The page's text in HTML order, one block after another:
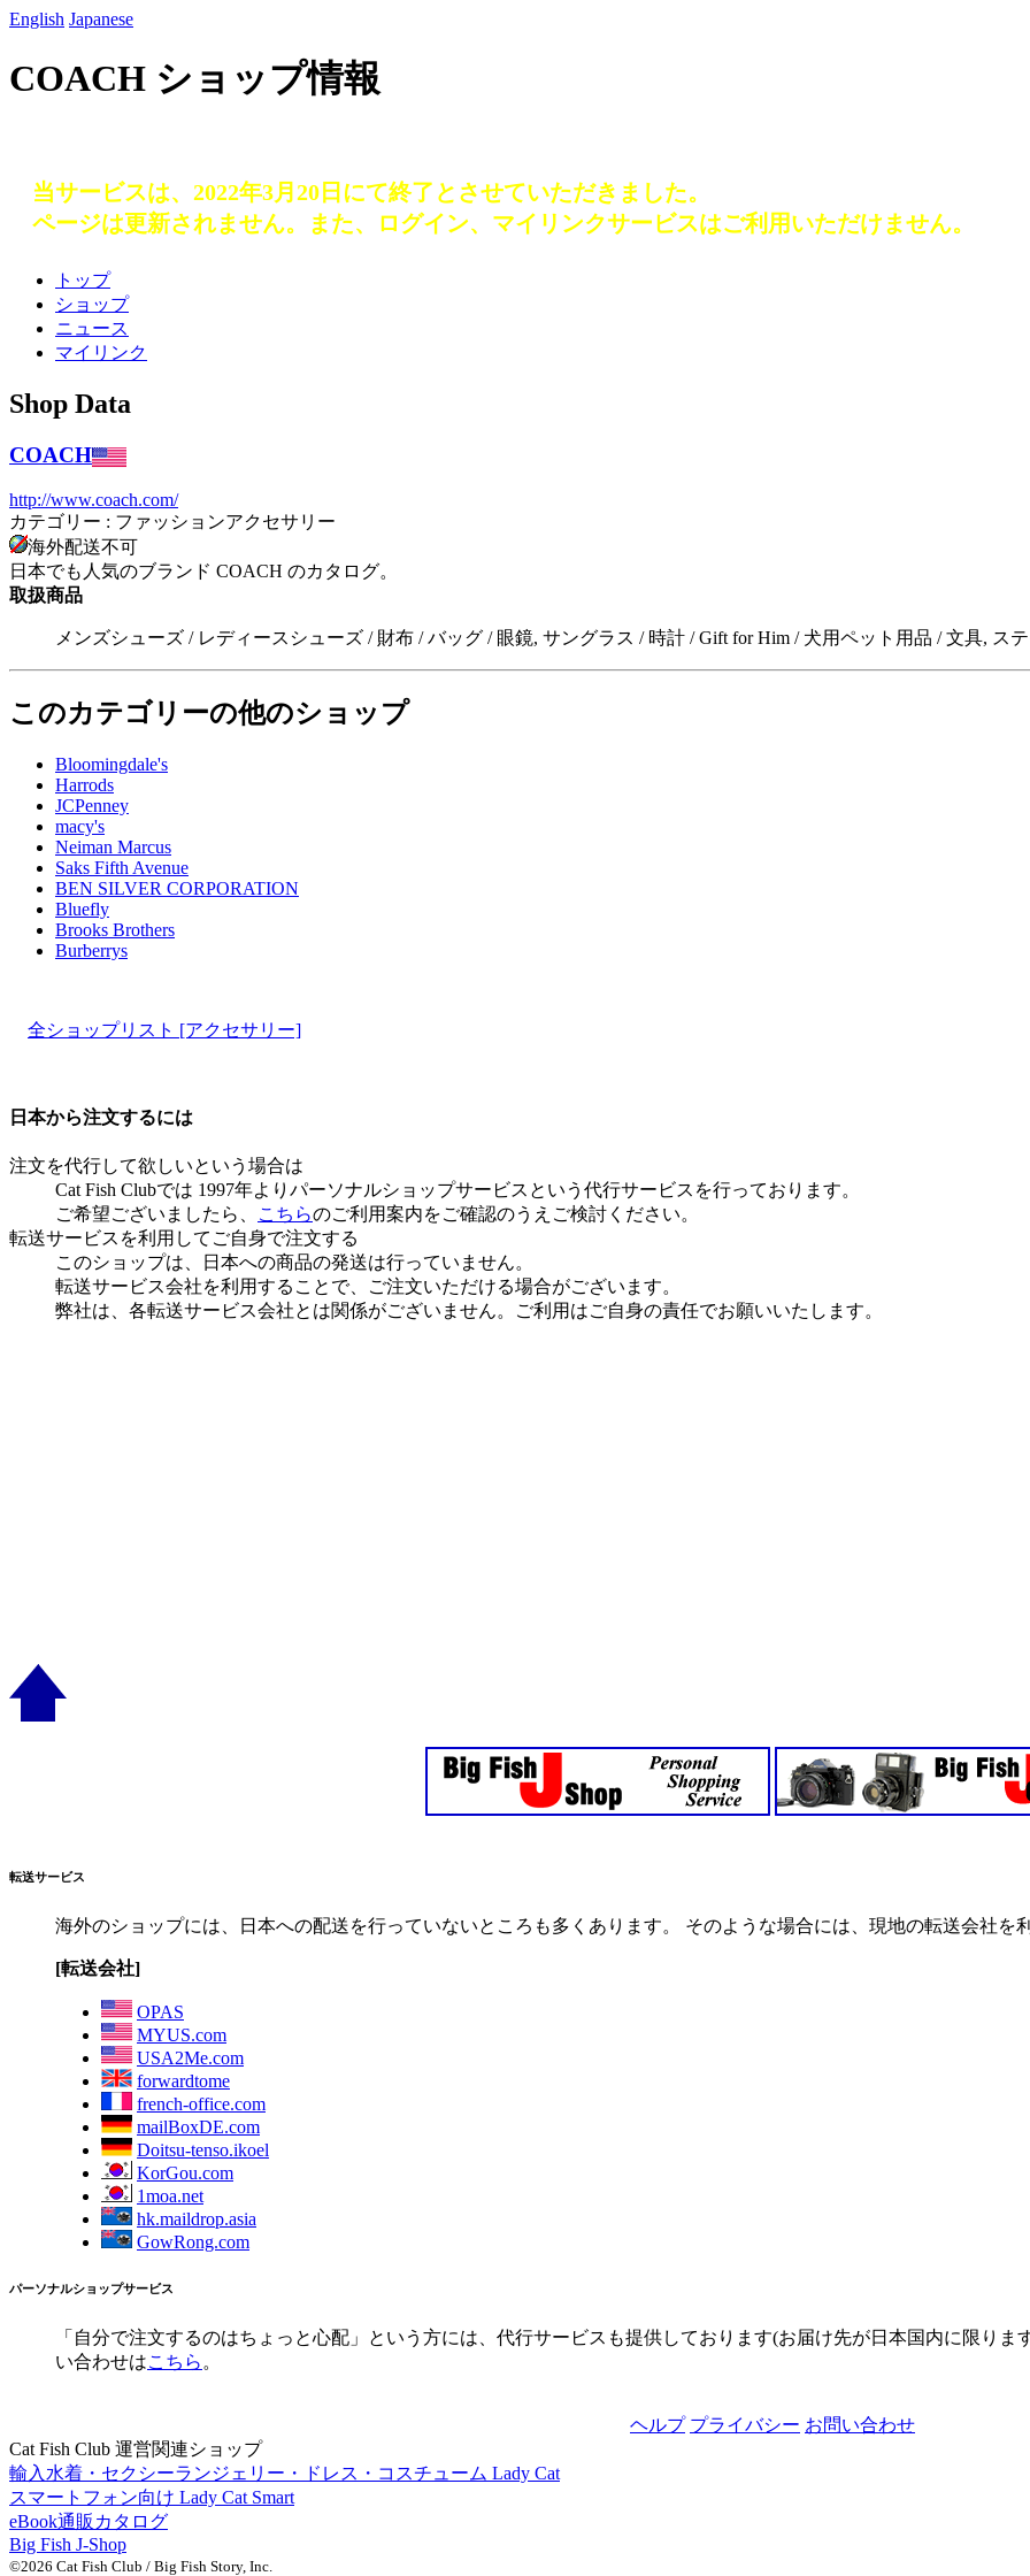
English Japanese
COACH ショップ情報
当サービスは、2022年3月20日にて終了とさせていただきました。
ページは更新されません。また、ログイン、マイリンクサービスはご利用いただけません。
トップ
ショップ
ニュース
マイリンク
Shop Data
COACH
http://www.coach.com/
カテゴリー : ファッションアクセサリー
海外配送不可
日本でも人気のブランド COACH のカタログ。
取扱商品
メンズシューズ / レディースシューズ / 財布 / バッグ / 眼鏡, サングラス / 時計 / Gift for Him / 犬用ペット用品 / 文具, ス
このカテゴリーの他のショップ
Bloomingdale's
Harrods
JCPenney
macy's
Neiman Marcus
Saks Fifth Avenue
BEN SILVER CORPORATION
Bluefly
Brooks Brothers
Burberrys
全ショップリスト [アクセサリー]
日本から注文するには
注文を代行して欲しいという場合は
Cat Fish Clubでは 1997年よりパーソナルショップサービスという代行サービスを行っております。
ご希望ございましたら、
こちらのご利用案内をご確認のうえご検討ください。
転送サービスを利用してご自身で注文する
このショップは、日本への商品の発送は行っていません。
転送サービス会社を利用することで、ご注文いただける場合がございます。
弊社は、各転送サービス会社とは関係がございません。ご利用はご自身の責任でお願いいたします。
転送サービス
海外のショップには、日本への配送を行っていないところも多くあります。 そのような場合には、現地の転送会社を
[転送会社]
OPAS
MYUS.com
USA2Me.com
forwardtome
french-office.com
mailBoxDE.com
Doitsu-tenso.ikoel
KorGou.com
1moa.net
hk.maildrop.asia
GowRong.com
パーソナルショップサービス
「自分で注文するのはちょっと心配」という方には、代行サービスも提供しております(お届け先が日本国内に限りま
い合わせはこちら 。
ヘルプ プライバシー お問い合わせ
Cat Fish Club 運営関連ショップ
輸入水着・セクシーランジェリー・ドレス・コスチューム Lady Cat
スマートフォン向け Lady Cat Smart
eBook通販カタログ
Big Fish J-Shop
©2026 Cat Fish Club / Big Fish Story, Inc.